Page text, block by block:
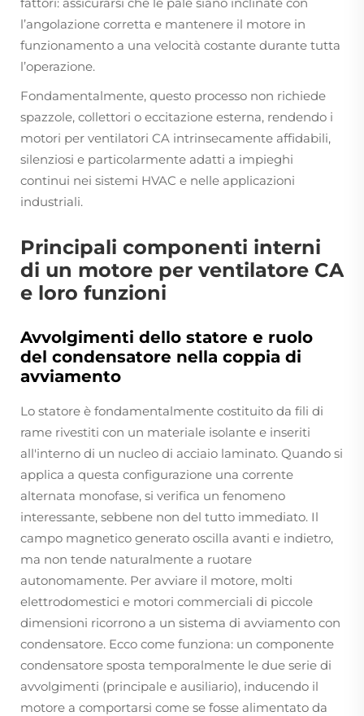
l’angolazione corretta e mantenere il motore in
funzionamento a una velocità costante durante tutta
l’operazione.
Fondamentalmente, questo processo non richiede
spazzole, collettori o eccitazione esterna, rendendo i
motori per ventilatori CA intrinsecamente affidabili,
silenziosi e particolarmente adatti a impieghi
continui nei sistemi HVAC e nelle applicazioni
industriali.
Principali componenti interni
di un motore per ventilatore CA
e loro funzioni
Avvolgimenti dello statore e ruolo
del condensatore nella coppia di
avviamento
Lo statore è fondamentalmente costituito da fili di
rame rivestiti con un materiale isolante e inseriti
all'interno di un nucleo di acciaio laminato. Quando si
applica a questa configurazione una corrente
alternata monofase, si verifica un fenomeno
interessante, sebbene non del tutto immediato. Il
campo magnetico generato oscilla avanti e indietro,
ma non tende naturalmente a ruotare
autonomamente. Per avviare il motore, molti
elettrodomestici e motori commerciali di piccole
dimensioni ricorrono a un sistema di avviamento con
condensatore. Ecco come funziona: un componente
condensatore sposta temporalmente le due serie di
avvolgimenti (principale e ausiliario), inducendo il
motore a comportarsi come se fosse alimentato da